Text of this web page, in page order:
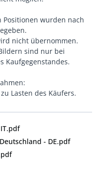
Positionen wurden nach
nicht übernommen.
sind nur bei
Kaufgegenstandes.
Lasten des Käufers.
- DE.pdf